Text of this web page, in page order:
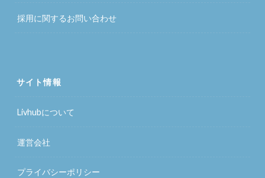
採用に関するお問い合わせ
サイト情報
Livhubについて
運営会社
プライバシーポリシー